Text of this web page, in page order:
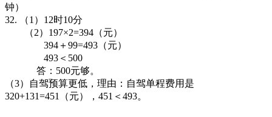
钟）
32. （1）12时10分
（2）197×2=394（元）
394＋99=493（元）
493＜500
答：500元够。
（3）自驾预算更低，理由：自驾单程费用是
320+131=451（元），451＜493。